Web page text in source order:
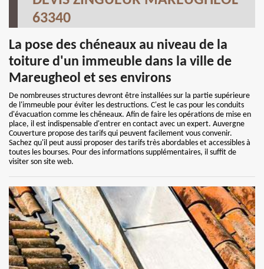
63340
La pose des chéneaux au niveau de la
toiture d'un immeuble dans la ville de
Mareugheol et ses environs
De nombreuses structures devront être installées sur la partie supérieure
de l'immeuble pour éviter les destructions. C'est le cas pour les conduits
d'évacuation comme les chêneaux. Afin de faire les opérations de mise en
place, il est indispensable d'entrer en contact avec un expert. Auvergne
Couverture propose des tarifs qui peuvent facilement vous convenir.
Sachez qu'il peut aussi proposer des tarifs très abordables et accessibles à
toutes les bourses. Pour des informations supplémentaires, il suffit de
visiter son site web.